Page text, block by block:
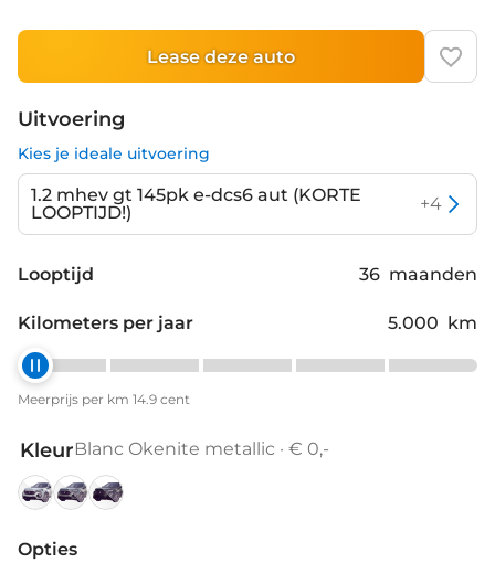
Lease deze auto
Uitvoering
Kies je ideale uitvoering
1.2 mhev gt 145pk e-dcs6 aut (KORTE
LOOPTIJD!)
+4
Looptijd 36 maanden
Kilometers per jaar 5.000 km
Meerprijs per km 14.9 cent
KleurBlanc Okenite metallic · € 0,-
OkeniteSelenium
Opties